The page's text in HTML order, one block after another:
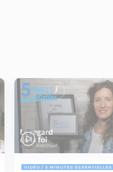
VIDÉO 5 MINUTES ESSENTIELLES